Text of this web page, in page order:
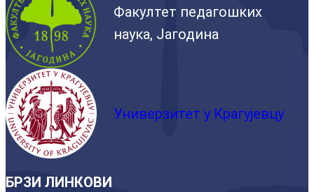
Факултет педагошких
наука, Јагодина
Универзитет у Крагујевцу
БРЗИ ЛИНКОВИ